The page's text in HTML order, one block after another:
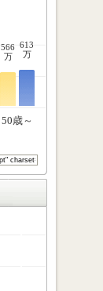
566
万
613
万
50歳～